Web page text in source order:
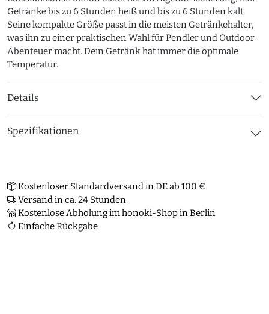
Getränke bis zu 6 Stunden heiß und bis zu 6 Stunden kalt.
Seine kompakte Größe passt in die meisten Getränkehalter,
was ihn zu einer praktischen Wahl für Pendler und Outdoor-
Abenteuer macht. Dein Getränk hat immer die optimale
Temperatur.
Details
Spezifikationen
Kostenloser Standardversand in DE ab 100 €
Versand in ca. 24 Stunden
Kostenlose Abholung im honoki-Shop in Berlin
Einfache Rückgabe